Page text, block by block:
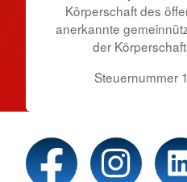
Körperschaft des
anerkannte
der
Steuernummer